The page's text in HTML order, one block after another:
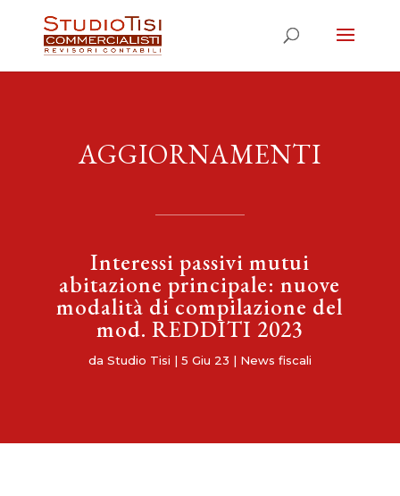
AGGIORNAMENTI
Interessi passivi mutui
abitazione principale: nuove
modalità di compilazione del
mod. REDDITI 2023
da Studio Tisi | 5 Giu 23 | News fiscali